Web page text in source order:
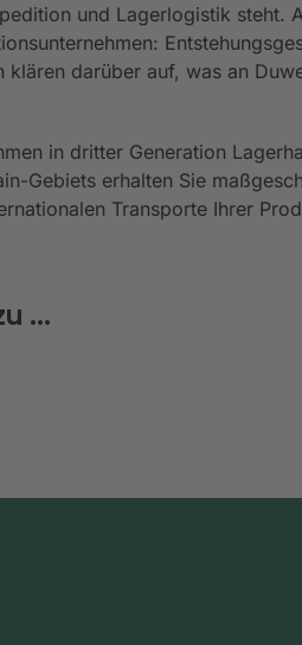
und Lagerlogistik steht.
darüber auf, was an
in dritter Generation
Gebiets erhalten Sie
Transporte Ihrer
...